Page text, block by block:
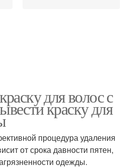
для волос с
краску для
процедура удаления
от срока давности пятен,
одежды.